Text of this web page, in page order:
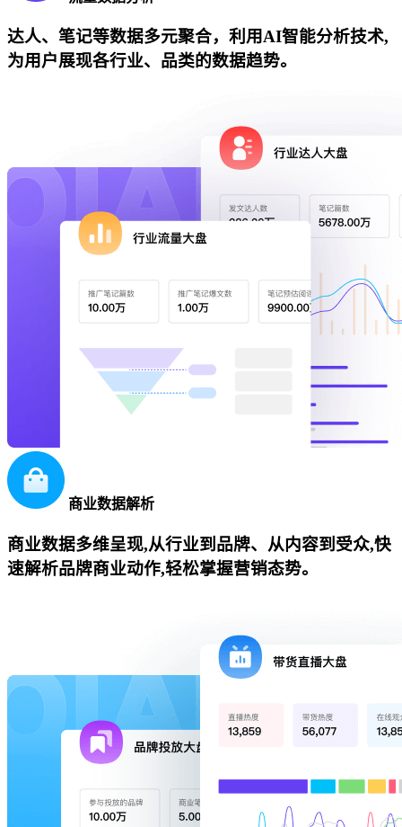
达人、笔记等数据多元聚合，利用AI智能分析技术,
为用户展现各行业、品类的数据趋势。
商业数据解析
商业数据多维呈现,从行业到品牌、从内容到受众,快
速解析品牌商业动作,轻松掌握营销态势。